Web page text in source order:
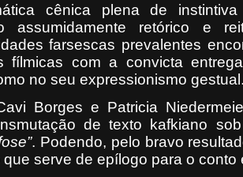
cênica plena de
assumidamente retórico e
farsescas prevalentes
fílmicas com a convicta
no seu expressionismo gestual.
Borges e Patricia
de texto kafkiano
. Podendo, pelo bravo
serve de epílogo para o conto